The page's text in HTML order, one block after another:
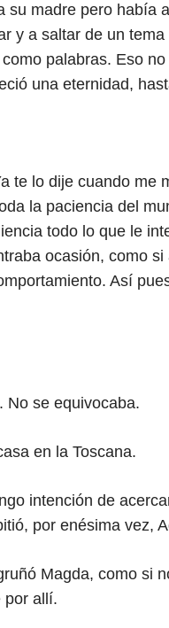
su madre pero había
y a saltar de un
palabras. Eso
una eternidad,
te lo dije cuando me
la paciencia del
todo lo que le
ocasión, como
Así
se equivocaba.
en la Toscana.
intención de
por enésima vez,
Magda, como si
por allí.